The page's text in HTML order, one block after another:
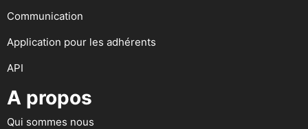
Communication
Application pour les adhérents
API
A propos
Qui sommes nous